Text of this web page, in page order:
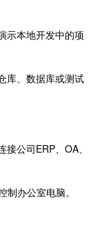
本地开发中的项
、数据库或测试
公司ERP、OA、
办公室电脑。